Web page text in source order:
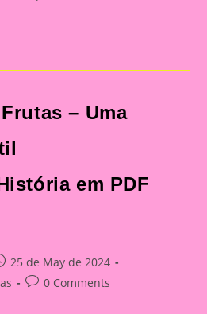
– Uma
em PDF
25 de May de 2024
Post0 Comments